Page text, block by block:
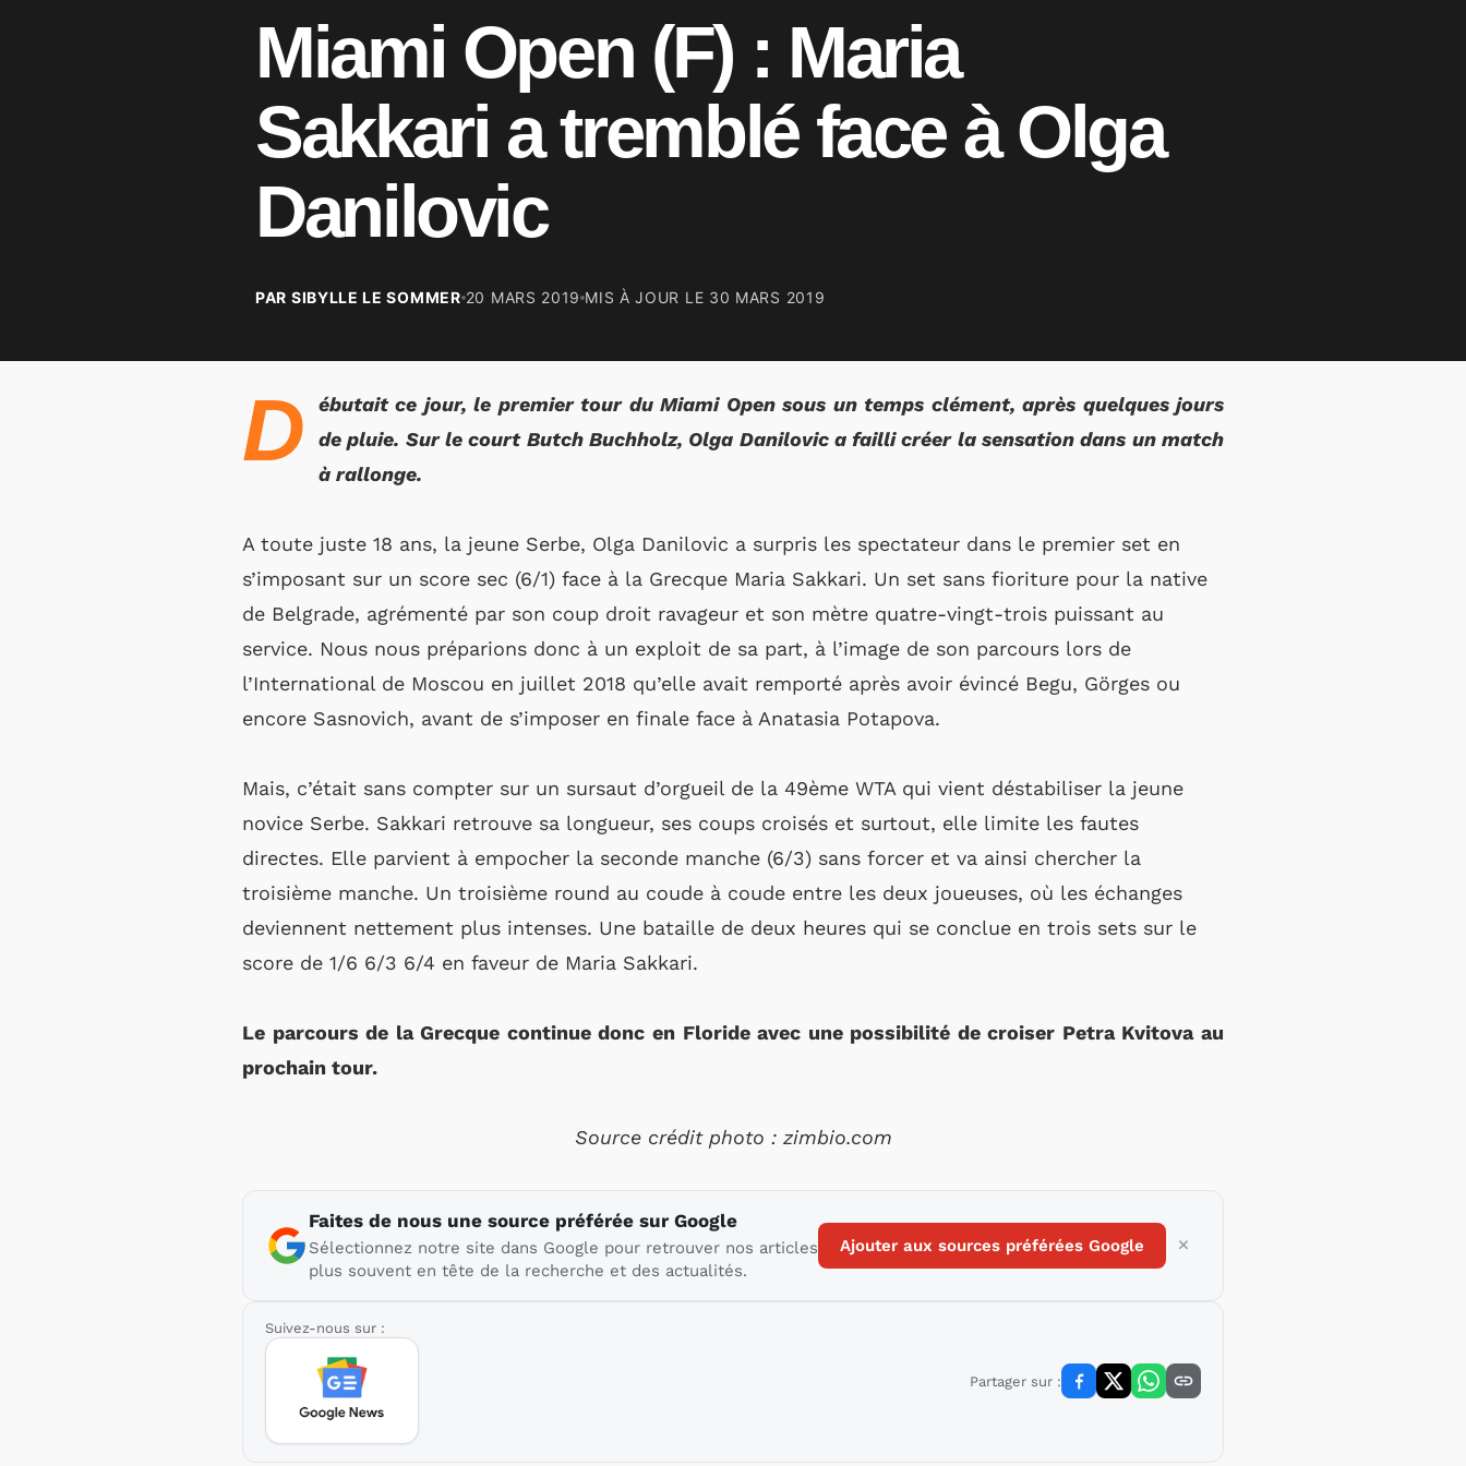
Miami Open (F) : Maria
Sakkari a tremblé face à Olga
Danilovic
PAR SIBYLLE LE SOMMER 20 MARS 2019 MIS À JOUR LE 30 MARS 2019
D
ébutait ce jour, le premier tour du Miami Open sous un temps clément, après quelques jours
de pluie. Sur le court Butch Buchholz, Olga Danilovic a failli créer la sensation dans un match
à rallonge.
A toute juste 18 ans, la jeune Serbe, Olga Danilovic a surpris les spectateur dans le premier set en
s’imposant sur un score sec (6/1) face à la Grecque Maria Sakkari. Un set sans fioriture pour la native
de Belgrade, agrémenté par son coup droit ravageur et son mètre quatre-vingt-trois puissant au
service. Nous nous préparions donc à un exploit de sa part, à l’image de son parcours lors de
l’International de Moscou en juillet 2018 qu’elle avait remporté après avoir évincé Begu, Görges ou
encore Sasnovich, avant de s’imposer en finale face à Anatasia Potapova.
Mais, c’était sans compter sur un sursaut d’orgueil de la 49ème WTA qui vient déstabiliser la jeune
novice Serbe. Sakkari retrouve sa longueur, ses coups croisés et surtout, elle limite les fautes
directes. Elle parvient à empocher la seconde manche (6/3) sans forcer et va ainsi chercher la
troisième manche. Un troisième round au coude à coude entre les deux joueuses, où les échanges
deviennent nettement plus intenses. Une bataille de deux heures qui se conclue en trois sets sur le
score de 1/6 6/3 6/4 en faveur de Maria Sakkari.
Le parcours de la Grecque continue donc en Floride avec une possibilité de croiser Petra Kvitova au
prochain tour.
Source crédit photo : zimbio.com
Faites de nous une source préférée sur Google
Sélectionnez notre site dans Google pour retrouver nos articles
plus souvent en tête de la recherche et des actualités.
Ajouter aux sources préférées Google
Suivez-nous sur :
Partager sur :